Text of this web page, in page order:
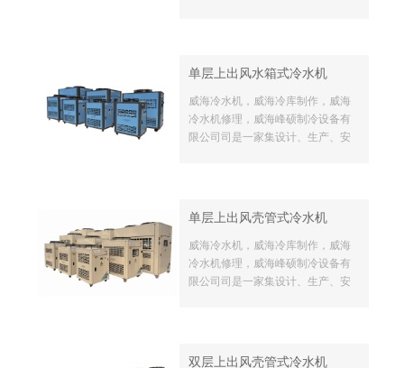
是生命，诚信就是做事的基本原
则”，通过多年不懈的努力，为公司
的发展打下了坚实的基础。
单层上出风水箱式冷水机
威海冷水机，威海冷库制作，威海
冷水机修理，威海峰硕制冷设备有
限公司司是一家集设计、生产、安
是生命，诚信就是做事的基本原
则”，通过多年不懈的努力，为公司
的发展打下了坚实的基础。
单层上出风壳管式冷水机
威海冷水机，威海冷库制作，威海
冷水机修理，威海峰硕制冷设备有
限公司司是一家集设计、生产、安
是生命，诚信就是做事的基本原
双层上出风壳管式冷水机